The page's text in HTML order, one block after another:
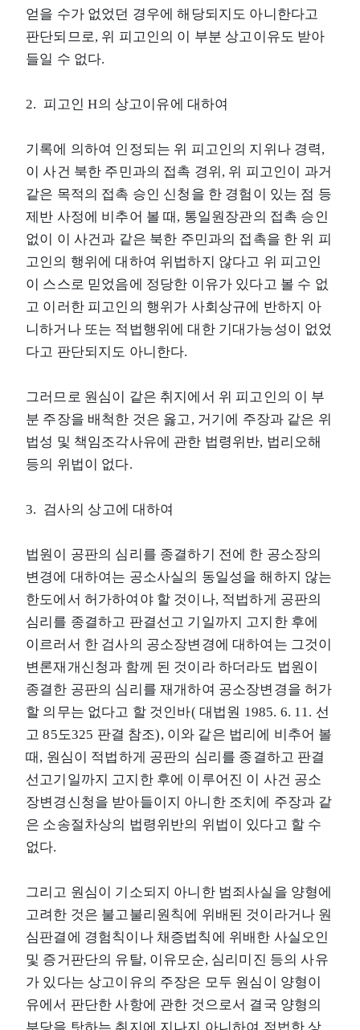
얻을 수가 없었던 경우에 해당되지도 아니한다고
판단되므로, 위 피고인의 이 부분 상고이유도 받아
들일 수 없다.
2. 피고인 H의 상고이유에 대하여
기록에 의하여 인정되는 위 피고인의 지위나 경력,
이 사건 북한 주민과의 접촉 경위, 위 피고인이 과거
같은 목적의 접촉 승인 신청을 한 경험이 있는 점 등
제반 사정에 비추어 볼 때, 통일원장관의 접촉 승인
없이 이 사건과 같은 북한 주민과의 접촉을 한 위 피
고인의 행위에 대하여 위법하지 않다고 위 피고인
이 스스로 믿었음에 정당한 이유가 있다고 볼 수 없
고 이러한 피고인의 행위가 사회상규에 반하지 아
니하거나 또는 적법행위에 대한 기대가능성이 없었
다고 판단되지도 아니한다.
그러므로 원심이 같은 취지에서 위 피고인의 이 부
분 주장을 배척한 것은 옳고, 거기에 주장과 같은 위
법성 및 책임조각사유에 관한 법령위반, 법리오해
등의 위법이 없다.
3. 검사의 상고에 대하여
법원이 공판의 심리를 종결하기 전에 한 공소장의
변경에 대하여는 공소사실의 동일성을 해하지 않는
한도에서 허가하여야 할 것이나, 적법하게 공판의
심리를 종결하고 판결선고 기일까지 고지한 후에
이르러서 한 검사의 공소장변경에 대하여는 그것이
변론재개신청과 함께 된 것이라 하더라도 법원이
종결한 공판의 심리를 재개하여 공소장변경을 허가
할 의무는 없다고 할 것인바( 대법원 1985. 6. 11. 선
고 85도325 판결 참조), 이와 같은 법리에 비추어 볼
때, 원심이 적법하게 공판의 심리를 종결하고 판결
선고기일까지 고지한 후에 이루어진 이 사건 공소
장변경신청을 받아들이지 아니한 조치에 주장과 같
은 소송절차상의 법령위반의 위법이 있다고 할 수
없다.
그리고 원심이 기소되지 아니한 범죄사실을 양형에
고려한 것은 불고불리원칙에 위배된 것이라거나 원
심판결에 경험칙이나 채증법칙에 위배한 사실오인
및 증거판단의 유탈, 이유모순, 심리미진 등의 사유
가 있다는 상고이유의 주장은 모두 원심이 양형이
유에서 판단한 사항에 관한 것으로서 결국 양형의
부당을 탓하는 취지에 지나지 아니하여 적법한 상